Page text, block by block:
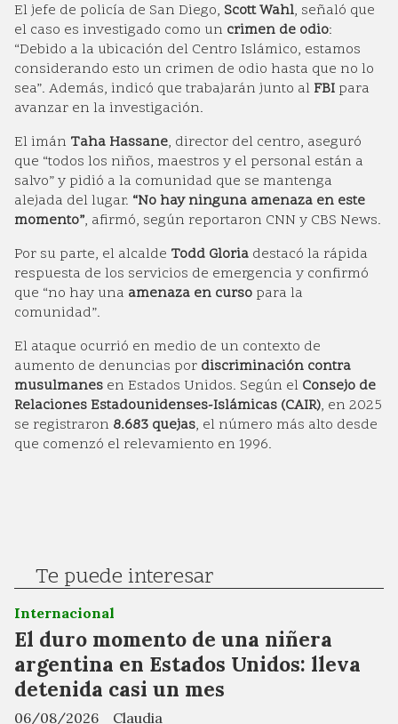
El jefe de policía de San Diego, Scott Wahl, señaló que
el caso es investigado como un crimen de odio:
“Debido a la ubicación del Centro Islámico, estamos
considerando esto un crimen de odio hasta que no lo
sea”. Además, indicó que trabajarán junto al FBI para
avanzar en la investigación.
El imán Taha Hassane, director del centro, aseguró
que “todos los niños, maestros y el personal están a
salvo” y pidió a la comunidad que se mantenga
alejada del lugar. “No hay ninguna amenaza en este
momento”, afirmó, según reportaron CNN y CBS News.
Por su parte, el alcalde Todd Gloria destacó la rápida
respuesta de los servicios de emergencia y confirmó
que “no hay una amenaza en curso para la
comunidad”.
El ataque ocurrió en medio de un contexto de
aumento de denuncias por discriminación contra
musulmanes en Estados Unidos. Según el Consejo de
Relaciones Estadounidenses-Islámicas (CAIR), en 2025
se registraron 8.683 quejas, el número más alto desde
que comenzó el relevamiento en 1996.
Te puede interesar
El duro momento de una niñera
argentina en Estados Unidos: lleva
detenida casi un mes
Claudia
Internacional
06/08/2026